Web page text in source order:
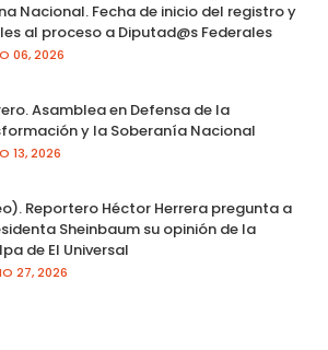
Nacional. Fecha de inicio del registro y
al proceso a Diputad@s Federales
06, 2026
Asamblea en Defensa de la
y la Soberanía Nacional
13, 2026
Reportero Héctor Herrera pregunta a
Sheinbaum su opinión de la
de El Universal
27, 2026